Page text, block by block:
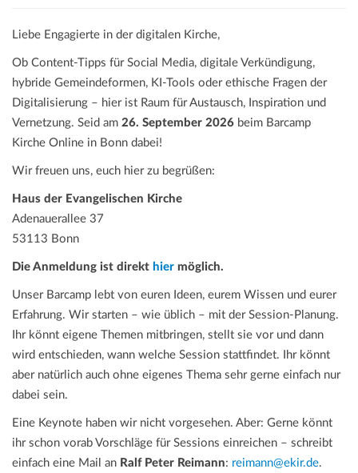
Liebe Engagierte in der digitalen Kirche,
Ob Content-Tipps für Social Media, digitale Verkündigung,
hybride Gemeindeformen, KI-Tools oder ethische Fragen der
Digitalisierung – hier ist Raum für Austausch, Inspiration und
Vernetzung. Seid am 26. September 2026 beim Barcamp
Kirche Online in Bonn dabei!
Wir freuen uns, euch hier zu begrüßen:
Haus der Evangelischen Kirche
Adenauerallee 37
53113 Bonn
Die Anmeldung ist direkt hier möglich.
Unser Barcamp lebt von euren Ideen, eurem Wissen und eurer
Erfahrung. Wir starten – wie üblich – mit der Session-Planung.
Ihr könnt eigene Themen mitbringen, stellt sie vor und dann
wird entschieden, wann welche Session stattfindet. Ihr könnt
aber natürlich auch ohne eigenes Thema sehr gerne einfach nur
dabei sein.
Eine Keynote haben wir nicht vorgesehen. Aber: Gerne könnt
ihr schon vorab Vorschläge für Sessions einreichen – schreibt
einfach eine Mail an Ralf Peter Reimann: reimann@ekir.de.